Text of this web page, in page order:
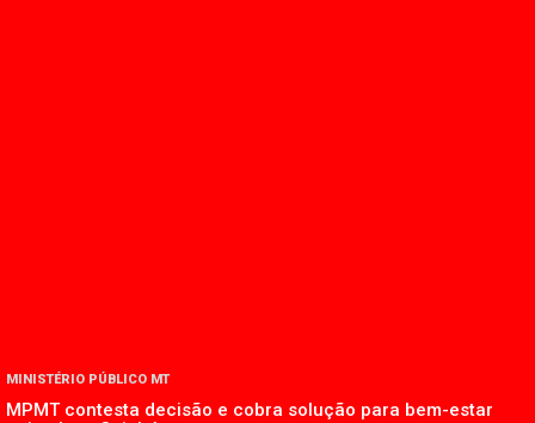
MINISTÉRIO PÚBLICO MT
MPMT contesta decisão e cobra solução para bem-estar